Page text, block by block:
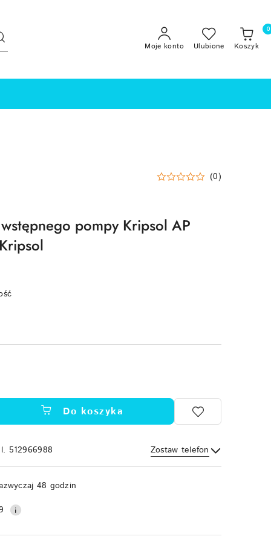
Moje konto Ulubione Koszyk
0
(0)
pompy Kripsol AP
Do koszyka
512966988 Zostaw telefon
Wyślij
48 godzin